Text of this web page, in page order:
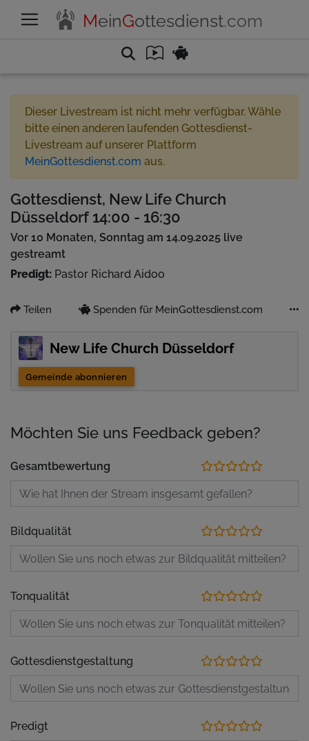
MeinGottesdienst.com
Dieser Livestream ist nicht mehr verfügbar. Wähle
bitte einen anderen laufenden Gottesdienst-
Livestream auf unserer Plattform
MeinGottesdienst.com aus.
Gottesdienst, New Life Church
Düsseldorf 14:00 - 16:30
Vor 10 Monaten, Sonntag am 14.09.2025 live
gestreamt
Predigt: Pastor Richard Aidoo
Teilen Spenden für MeinGottesdienst.com
New Life Church Düsseldorf
Gemeinde abonnieren
Möchten Sie uns Feedback geben?
Gesamtbewertung
Bildqualität
Tonqualität
Gottesdienstgestaltung
Predigt